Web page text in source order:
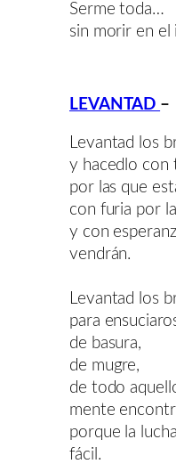
Serme toda…
sin morir en el
LEVANTAD –
Levantad los
y hacedlo con
por las que
con furia por
y con
vendrán.
Levantad los
para
de basura,
de mugre,
de todo
mente
porque la
fácil.